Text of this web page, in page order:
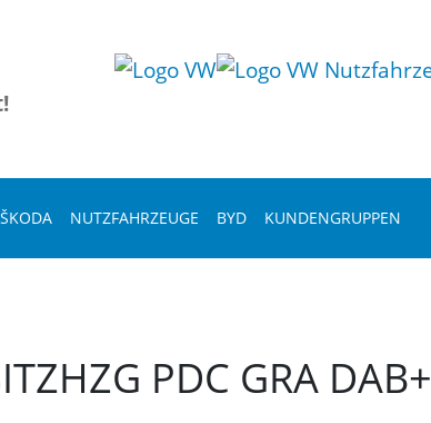
ŠKODA NUTZFAHRZEUGE BYD KUNDENGRUPPEN
PDC GRA DAB+